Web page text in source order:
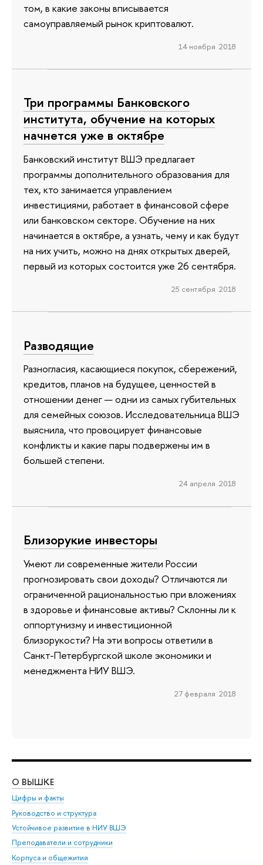
том, в какие законы вписывается
самоуправляемый рынок криптовалют.
14 ноября 2018
Три программы Банковского
института, обучение на которых
начнется уже в октябре
Банковский институт ВШЭ предлагает
программы дополнительного образования для
тех, кто занимается управлением
инвестициями, работает в финансовой сфере
или банковском секторе. Обучение на них
начинается в октябре, а узнать, чему и как будут
на них учить, можно на днях открытых дверей,
первый из которых состоится уже 26 сентября.
25 сентября 2018
Разводящие
Разногласия, касающиеся покупок, сбережений,
кредитов, планов на будущее, ценностей в
отношении денег — одни из самых губительных
для семейных союзов. Исследовательница ВШЭ
выяснила, что провоцирует финансовые
конфликты и какие пары подвержены им в
большей степени.
24 апреля 2018
Близорукие инвесторы
Умеют ли современные жители России
прогнозировать свои доходы? Отличаются ли
ограниченной рациональностью при вложениях
в здоровье и финансовые активы? Склонны ли к
оппортунизму и инвестиционной
близорукости? На эти вопросы ответили в
Санкт-Петербургской школе экономики и
менеджмента НИУ ВШЭ.
27 февраля 2018
О ВЫШКЕ
Цифры и факты
Руководство и структура
Устойчивое развитие в НИУ ВШЭ
Преподаватели и сотрудники
Корпуса и общежития